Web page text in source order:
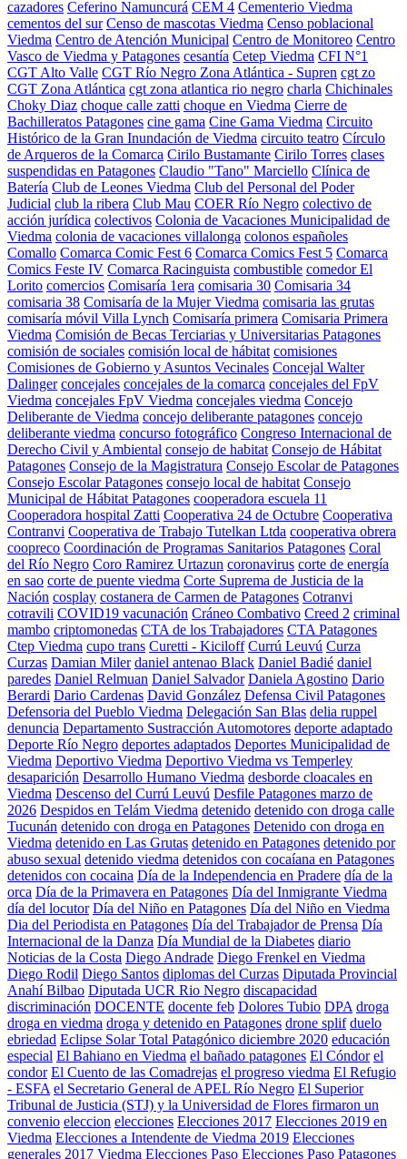
cazadores Ceferino Namuncurá CEM 4 Cementerio Viedma
cementos del sur Censo de mascotas Viedma Censo poblacional
Viedma Centro de Atención Municipal Centro de Monitoreo Centro
Vasco de Viedma y Patagones cesantía Cetep Viedma CFI N°1
CGT Alto Valle CGT Río Negro Zona Atlántica - Supren cgt zo
CGT Zona Atlántica cgt zona atlantica rio negro charla Chichinales
Choky Diaz choque calle zatti choque en Viedma Cierre de
Bachilleratos Patagones cine gama Cine Gama Viedma Circuito
Histórico de la Gran Inundación de Viedma circuito teatro Círculo
de Arqueros de la Comarca Cirilo Bustamante Cirilo Torres clases
suspendidas en Patagones Claudio "Tano" Marciello Clínica de
Batería Club de Leones Viedma Club del Personal del Poder
Judicial club la ribera Club Mau COER Río Negro colectivo de
acción jurídica colectivos Colonia de Vacaciones Municipalidad de
Viedma colonia de vacaciones villalonga colonos españoles
Comallo Comarca Comic Fest 6 Comarca Comics Fest 5 Comarca
Comics Feste IV Comarca Racinguista combustible comedor El
Lorito comercios Comisaría 1era comisaria 30 Comisaria 34
comisaria 38 Comisaría de la Mujer Viedma comisaria las grutas
comisaría móvil Villa Lynch Comisaría primera Comisaria Primera
Viedma Comisión de Becas Terciarias y Universitarias Patagones
comisión de sociales comisión local de hábitat comisiones
Comisiones de Gobierno y Asuntos Vecinales Concejal Walter
Dalinger concejales concejales de la comarca concejales del FpV
Viedma concejales FpV Viedma concejales viedma Concejo
Deliberante de Viedma concejo deliberante patagones concejo
deliberante viedma concurso fotográfico Congreso Internacional de
Derecho Civil y Ambiental consejo de habitat Consejo de Hábitat
Patagones Consejo de la Magistratura Consejo Escolar de Patagones
Consejo Escolar Patagones consejo local de habitat Consejo
Municipal de Hábitat Patagones cooperadora escuela 11
Cooperadora hospital Zatti Cooperativa 24 de Octubre Cooperativa
Contranvi Cooperativa de Trabajo Tutelkan Ltda cooperativa obrera
coopreco Coordinación de Programas Sanitarios Patagones Coral
del Río Negro Coro Ramirez Urtazun coronavirus corte de energía
en sao corte de puente viedma Corte Suprema de Justicia de la
Nación cosplay costanera de Carmen de Patagones Cotranvi
cotravili COVID19 vacunación Cráneo Combativo Creed 2 criminal
mambo criptomonedas CTA de los Trabajadores CTA Patagones
Ctep Viedma cupo trans Curetti - Kiciloff Currú Leuvú Curza
Curzas Damian Miler daniel antenao Black Daniel Badié daniel
paredes Daniel Relmuan Daniel Salvador Daniela Agostino Dario
Berardi Dario Cardenas David González Defensa Civil Patagones
Defensoria del Pueblo Viedma Delegación San Blas delia ruppel
denuncia Departamento Sustracción Automotores deporte adaptado
Deporte Río Negro deportes adaptados Deportes Municipalidad de
Viedma Deportivo Viedma Deportivo Viedma vs Temperley
desaparición Desarrollo Humano Viedma desborde cloacales en
Viedma Descenso del Currú Leuvú Desfile Patagones marzo de
2026 Despidos en Telám Viedma detenido detenido con droga calle
Tucunán detenido con droga en Patagones Detenido con droga en
Viedma detenido en Las Grutas detenido en Patagones detenido por
abuso sexual detenido viedma detenidos con cocaíana en Patagones
detenidos con cocaina Día de la Independencia en Pradere día de la
orca Día de la Primavera en Patagones Día del Inmigrante Viedma
día del locutor Día del Niño en Patagones Día del Niño en Viedma
Dia del Periodista en Patagones Día del Trabajador de Prensa Día
Internacional de la Danza Día Mundial de la Diabetes diario
Noticias de la Costa Diego Andrade Diego Frenkel en Viedma
Diego Rodil Diego Santos diplomas del Curzas Diputada Provincial
Anahí Bilbao Diputada UCR Rio Negro discapacidad
discriminación DOCENTE docente feb Dolores Tubio DPA droga
droga en viedma droga y detenido en Patagones drone splif duelo
ebriedad Eclipse Solar Total Patagónico diciembre 2020 educación
especial El Bahiano en Viedma el bañado patagones El Cóndor el
condor El Cuento de las Comadrejas el progreso viedma El Refugio
- ESFA el Secretario General de APEL Río Negro El Superior
Tribunal de Justicia (STJ) y la Universidad de Flores firmaron un
convenio eleccion elecciones Elecciones 2017 Elecciones 2019 en
Viedma Elecciones a Intendente de Viedma 2019 Elecciones
generales 2017 Viedma Elecciones Paso Elecciones Paso Patagones